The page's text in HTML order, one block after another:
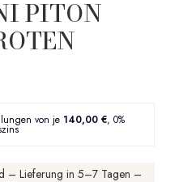
PITON
von je 140,00 €, 0%
– Lieferung in 5–7 Tagen –